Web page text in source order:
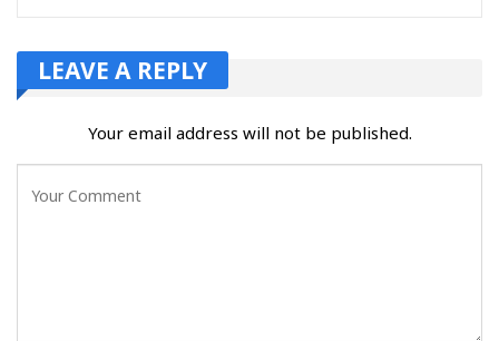
LEAVE A REPLY
Your email address will not be published.